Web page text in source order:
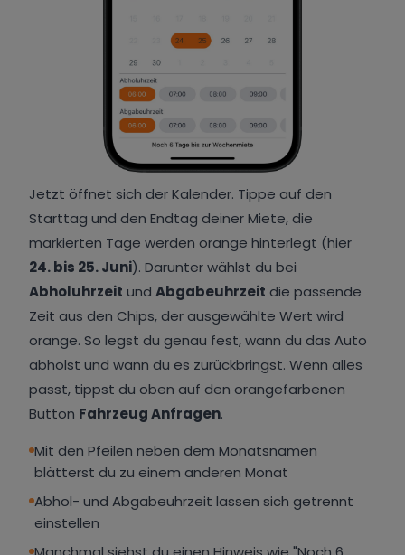
Jetzt öffnet sich der Kalender. Tippe auf den
Starttag und den Endtag deiner Miete, die
markierten Tage werden orange hinterlegt (hier
24. bis 25. Juni). Darunter wählst du bei
Abholuhrzeit und Abgabeuhrzeit die passende
Zeit aus den Chips, der ausgewählte Wert wird
orange. So legst du genau fest, wann du das Auto
abholst und wann du es zurückbringst. Wenn alles
passt, tippst du oben auf den orangefarbenen
Button Fahrzeug Anfragen.
Mit den Pfeilen neben dem Monatsnamen
blätterst du zu einem anderen Monat
Abhol- und Abgabeuhrzeit lassen sich getrennt
einstellen